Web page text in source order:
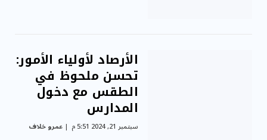
الأرصاد لأولياء الأمور:
تحسن ملحوظ في
الطقس مع دخول
المدارس
سبتمبر 21, 2024 5:51 م عمرو خلاف